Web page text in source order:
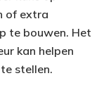
of extra
te bouwen. Het
kan helpen
stellen.